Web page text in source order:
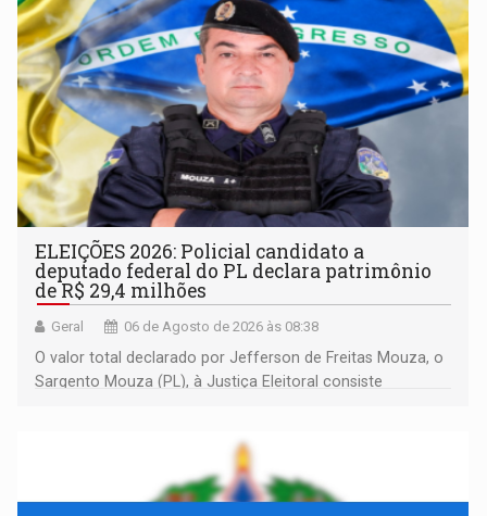
ELEIÇÕES 2026: Policial candidato a
deputado federal do PL declara patrimônio
de R$ 29,4 milhões
Geral 06 de Agosto de 2026 às 08:38
O valor total declarado por Jefferson de Freitas Mouza, o
Sargento Mouza (PL), à Justiça Eleitoral consiste